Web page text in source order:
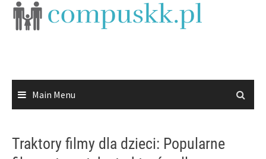
Skip
Main Menu
Traktory filmy dla dzieci: Popularne